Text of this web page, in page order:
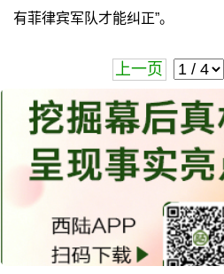
有菲律宾军队才能纠正”。
上一页